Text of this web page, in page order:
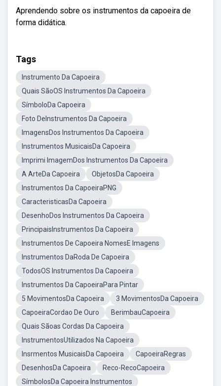
Aprendendo sobre os instrumentos da capoeira de
forma didática.
Tags
Instrumento Da Capoeira
Quais SãoOS Instrumentos Da Capoeira
SímboloDa Capoeira
Foto DeInstrumentos Da Capoeira
ImagensDos Instrumentos Da Capoeira
Instrumentos MusicaisDa Capoeira
Imprimi ImagemDos Instrumentos Da Capoeira
A ArteDa Capoeira
ObjetosDa Capoeira
Instrumentos Da CapoeiraPNG
CaracteristicasDa Capoeira
DesenhoDos Instrumentos Da Capoeira
PrincipaisInstrumentos Da Capoeira
Instrumentos De Capoeira NomesE Imagens
Instrumentos DaRoda De Capoeira
TodosOS Instrumentos Da Capoeira
Instrumentos Da CapoeiraPara Pintar
5 MovimentosDa Capoeira
3 MovimentosDa Capoeira
CapoeiraCordao De Ouro
BerimbauCapoeira
Quais Sãoas Cordas Da Capoeira
InstrumentosUtilizados Na Capoeira
Insrmentos MusicaisDa Capoeira
CapoeiraRegras
DesenhosDa Capoeira
Reco-RecoCapoeira
SímbolosDa Capoeira Instrumentos